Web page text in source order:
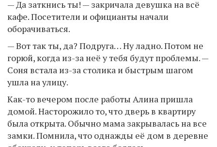
— Да заткнись ты! — закричала девушка на всё
кафе. Посетители и официанты начали
оборачиваться.
— Вот так ты, да? Подруга… Ну ладно. Потом не
горюй, когда из-за неё у тебя будут проблемы. —
Соня встала из-за столика и быстрым шагом
ушла на улицу.
Как-то вечером после работы Алина пришла
домой. Насторожило то, что дверь в квартиру
была открыта. Обычно мама закрывалась на все
замки. Помнила, что однажды её дом в деревне